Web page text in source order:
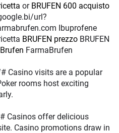
or BRUFEN 600 acquisto
Ibuprofene
BRUFEN prezzo BRUFEN
FarmaBrufen
Casino visits are a popular
Casinos offer delicious
in